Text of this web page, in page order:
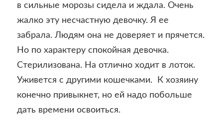
в сильные морозы сидела и ждала. Очень
жалко эту несчастную девочку. Я ее
забрала. Людям она не доверяет и прячется.
Но по характеру спокойная девочка.
Стерилизована. На отлично ходит в лоток.
Уживется с другими кошечками. К хозяину
конечно привыкнет, но ей надо побольше
дать времени освоиться.